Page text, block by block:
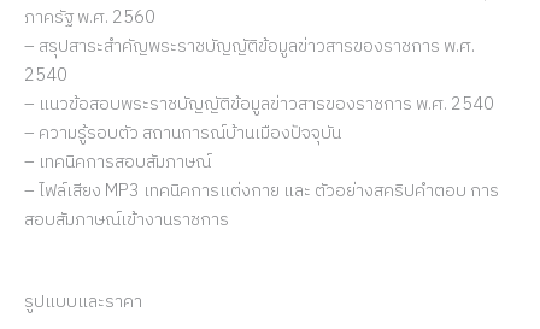
ภาครัฐ พ.ศ. 2560
– สรุปสาระสำคัญพระราชบัญญัติข้อมูลข่าวสารของราชการ พ.ศ.
2540
– แนวข้อสอบพระราชบัญญัติข้อมูลข่าวสารของราชการ พ.ศ. 2540
– ความรู้รอบตัว สถานการณ์บ้านเมืองปัจจุบัน
– เทคนิคการสอบสัมภาษณ์
– ไฟล์เสียง MP3 เทคนิคการแต่งกาย และ ตัวอย่างสคริปคำตอบ การ
สอบสัมภาษณ์เข้างานราชการ
รูปแบบและราคา